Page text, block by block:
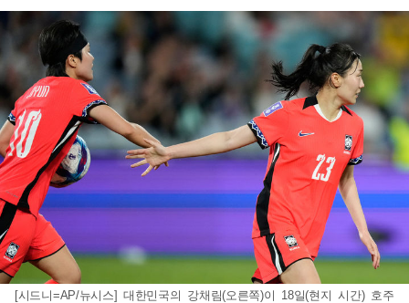
[시드니=AP/뉴시스] 대한민국의 강채림(오른쪽)이 18일(현지 시간) 호주